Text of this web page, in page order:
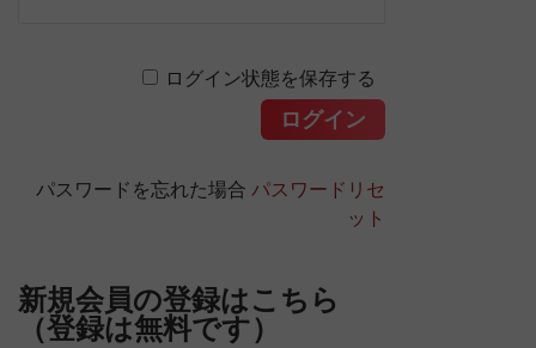
ログイン状態を保存する
パスワードを忘れた場合 パスワードリセ
ット
新規会員の登録はこちら
（登録は無料です）